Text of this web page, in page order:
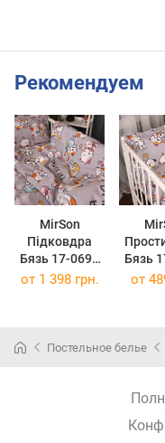
Рекомендуем
MirSon
Підковдра
Бязь 17-0690
Моя ти киця
Бязь
Моя
от 1 398 грн. от
Постельное белье